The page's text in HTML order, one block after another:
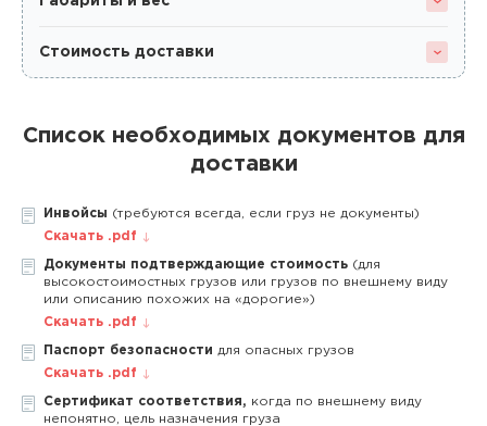
Стоимость доставки
Список необходимых документов для
доставки
Инвойсы (требуются всегда, если груз не документы)
Скачать .pdf
Документы подтверждающие стоимость (для
высокостоимостных грузов или грузов по внешнему виду
или описанию похожих на «дорогие»)
Скачать .pdf
Паспорт безопасности для опасных грузов
Скачать .pdf
Сертификат соответствия, когда по внешнему виду
непонятно, цель назначения груза